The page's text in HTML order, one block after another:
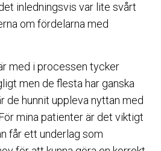
inledningsvis var lite svårt
om fördelarna med
med i processen tycker
men de flesta har ganska
de hunnit uppleva nyttan med
mina patienter är det viktigt
får ett underlag som